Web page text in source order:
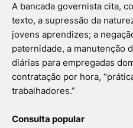
A bancada governista cita,
texto, a supressão da
jovens aprendizes; a
paternidade, a manutenção
diárias para empregadas
contratação por hora,
trabalhadores.”
Consulta popular